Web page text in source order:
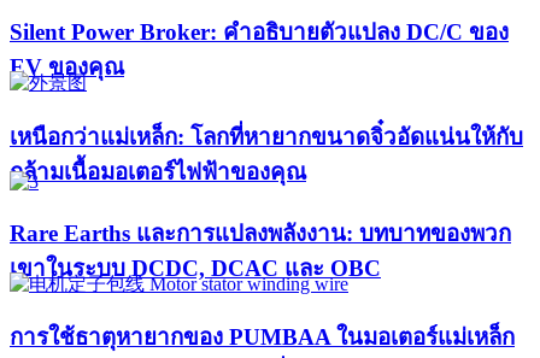
Silent Power Broker: คำอธิบายตัวแปลง DC/C ของ
EV ของคุณ
เหนือกว่าแม่เหล็ก: โลกที่หายากขนาดจิ๋วอัดแน่นให้กับ
กล้ามเนื้อมอเตอร์ไฟฟ้าของคุณ
Rare Earths และการแปลงพลังงาน: บทบาทของพวก
เขาในระบบ DCDC, DCAC และ OBC
การใช้ธาตุหายากของ PUMBAA ในมอเตอร์แม่เหล็ก